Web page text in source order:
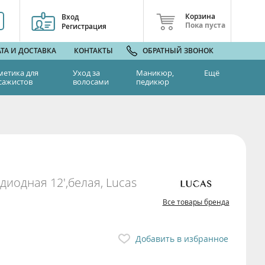
Вход
Регистрация
Корзина
Пока пуста
И ДОСТАВКА КОНТАКТЫ ОБРАТНЫЙ ЗВОНОК
для
Уход за
волосами
Маникюр,
педикюр
Ещё
12',белая, Lucas
Все товары бренда
Добавить в избранное